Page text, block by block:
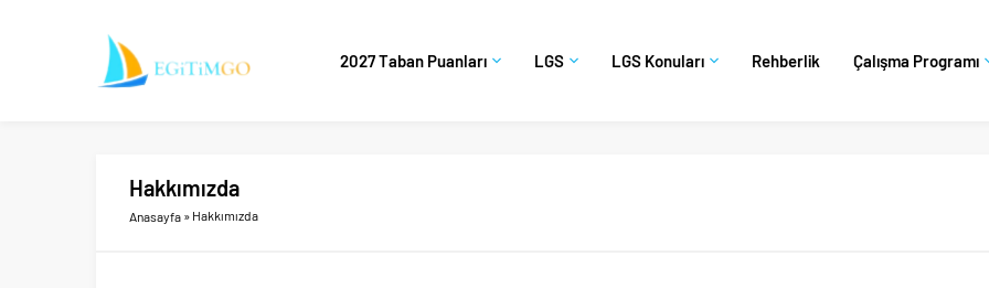
2027 Taban Puanları LGS LGS Konuları Rehberlik Çalışma Programı
Hakkımızda
Anasayfa » Hakkımızda